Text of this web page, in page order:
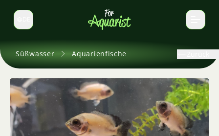
Sprache wechseln
Süßwasser Aquarienfische